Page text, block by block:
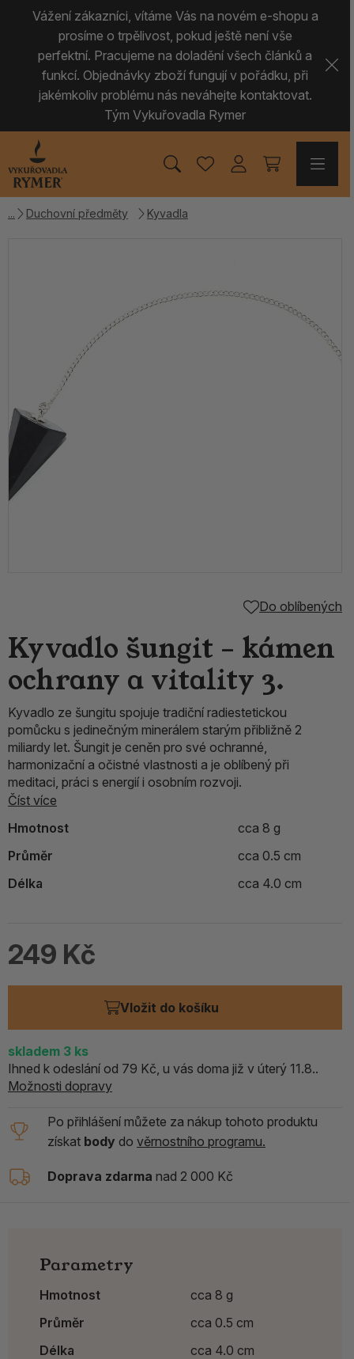
Vážení zákazníci, vítáme Vás na novém e-shopu a
prosíme o trpělivost, pokud ještě není vše
perfektní. Pracujeme na doladění všech článků a
funkcí. Objednávky zboží fungují v pořádku, při
jakémkoliv problému nás neváhejte kontaktovat.
Tým Vykuřovadla Rymer
Duchovní předměty Kyvadla
Do oblíbených
Kyvadlo šungit – kámen
ochrany a vitality 3.
Kyvadlo ze šungitu spojuje tradiční radiestetickou
pomůcku s jedinečným minerálem starým přibližně 2
miliardy let. Šungit je ceněn pro své ochranné,
harmonizační a očistné vlastnosti a je oblíbený při
meditaci, práci s energií i osobním rozvoji.
Číst více
Hmotnost
cca 8 g
Průměr
cca 0.5 cm
Délka
cca 4.0 cm
249 Kč
Vložit do košíku
skladem 3 ks
Ihned k odeslání od 79 Kč, u vás doma již v úterý 11.8..
Možnosti dopravy
Po přihlášení můžete za nákup tohoto produktu
získat body do věrnostního programu.
Doprava zdarma nad 2 000 Kč
Parametry
Hmotnost
cca 8 g
Průměr
cca 0.5 cm
Délka
cca 4.0 cm